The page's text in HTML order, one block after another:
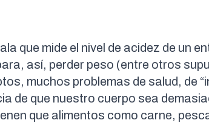
que mide el nivel de acidez de un
así, perder peso (entre otros
muchos problemas de salud, de
de que nuestro cuerpo sea
que alimentos como carne,